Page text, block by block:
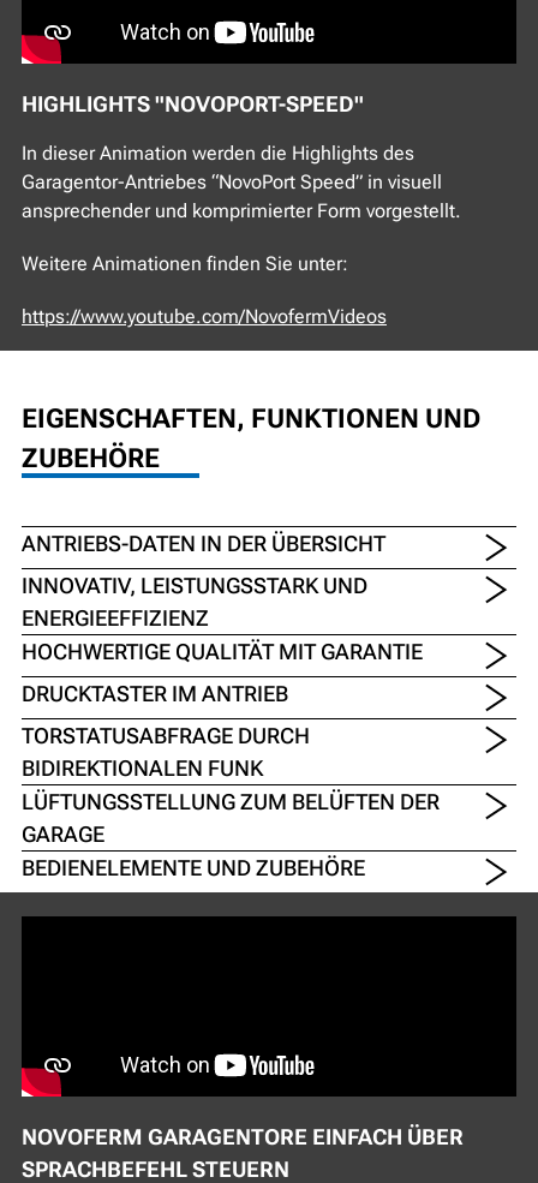
HIGHLIGHTS "NOVOPORT-SPEED"
In dieser Animation werden die Highlights des
Garagentor-Antriebes “NovoPort Speed” in visuell
ansprechender und komprimierter Form vorgestellt.
Weitere Animationen finden Sie unter:
https://www.youtube.com/NovofermVideos
EIGENSCHAFTEN, FUNKTIONEN UND
ZUBEHÖRE
ANTRIEBS-DATEN IN DER ÜBERSICHT
INNOVATIV, LEISTUNGSSTARK UND
ENERGIEEFFIZIENZ
HOCHWERTIGE QUALITÄT MIT GARANTIE
DRUCKTASTER IM ANTRIEB
TORSTATUSABFRAGE DURCH
BIDIREKTIONALEN FUNK
LÜFTUNGSSTELLUNG ZUM BELÜFTEN DER
GARAGE
BEDIENELEMENTE UND ZUBEHÖRE
NOVOFERM GARAGENTORE EINFACH ÜBER
SPRACHBEFEHL STEUERN